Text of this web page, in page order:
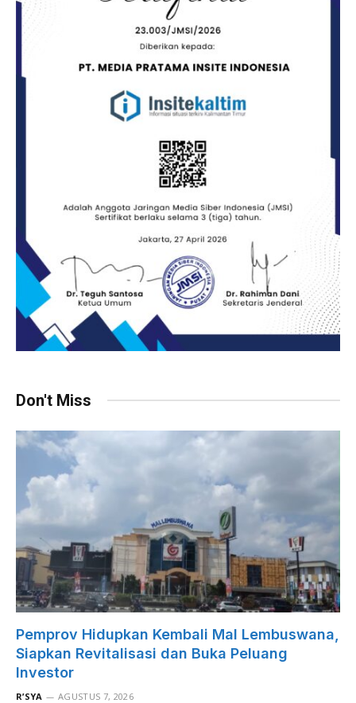
Don't Miss
Pemprov Hidupkan Kembali Mal Lembuswana,
Siapkan Revitalisasi dan Buka Peluang
Investor
R’SYA AGUSTUS 7, 2026